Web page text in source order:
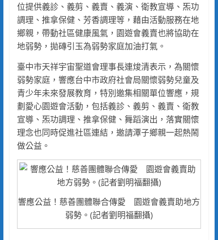
位提供義診、義剪、義賣、義演、衛教宣導、炁功
調理、推拿保健、芳香調理等，藉由活動服務在地
鄉親，帶動社區健康風氣，園遊會義賣也將協助在
地弱勢，拋磚引玉為弱勢家庭加油打氣。
臺中市天祥宇宙聖道會理事長連焌清表示，為關懷
弱勢家庭，響應台中市政府社會局關懷弱勢兒童及
青少年未來發展教育，特別邀集相關單位響應，規
劃愛心園遊會活動，包括義診、義剪、義賣、衛教
宣導、炁功調理、推拿保健、舞蹈演出，落實關懷
理念也同時促進社區連結，邀請潭子鄉親一起熱鬧
做公益。
響應公益！慈善團體聯合傳愛 園遊會義賣助地方
弱勢。(記者劉明福翻攝)